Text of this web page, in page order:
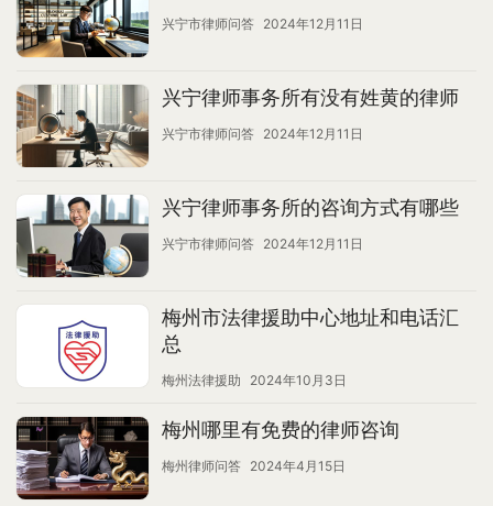
兴宁市律师问答 2024年12月11日
兴宁律师事务所有没有姓黄的律师
兴宁市律师问答 2024年12月11日
兴宁律师事务所的咨询方式有哪些
兴宁市律师问答 2024年12月11日
梅州市法律援助中心地址和电话汇
总
梅州法律援助 2024年10月3日
梅州哪里有免费的律师咨询
梅州律师问答 2024年4月15日